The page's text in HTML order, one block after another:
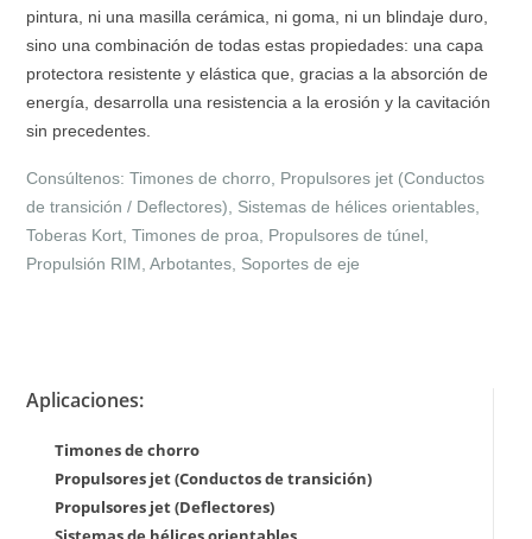
pintura, ni una masilla cerámica, ni goma, ni un blindaje duro,
sino una combinación de todas estas propiedades: una capa
protectora resistente y elástica que, gracias a la absorción de
energía, desarrolla una resistencia a la erosión y la cavitación
sin precedentes.
Consúltenos: Timones de chorro, Propulsores jet (Conductos
de transición / Deflectores), Sistemas de hélices orientables,
Toberas Kort, Timones de proa, Propulsores de túnel,
Propulsión RIM, Arbotantes, Soportes de eje
Aplicaciones:
Timones de chorro
Propulsores jet (Conductos de transición)
Propulsores jet (Deflectores)